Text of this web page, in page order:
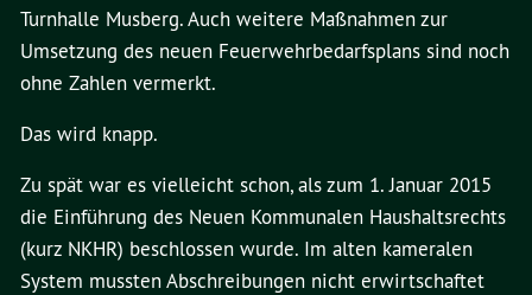
Turnhalle Musberg. Auch weitere Maßnahmen zur
Umsetzung des neuen Feuerwehrbedarfsplans sind noch
ohne Zahlen vermerkt.
Das wird knapp.
Zu spät war es vielleicht schon, als zum 1. Januar 2015
die Einführung des Neuen Kommunalen Haushaltsrechts
(kurz NKHR) beschlossen wurde. Im alten kameralen
System mussten Abschreibungen nicht erwirtschaftet